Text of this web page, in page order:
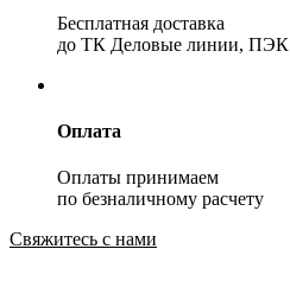
Бесплатная доставка
до ТК Деловые линии, ПЭК
Оплата
Оплаты принимаем
по безналичному расчету
Свяжитесь с нами